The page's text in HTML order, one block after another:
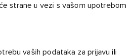
strane u vezi s vašom upotrebom
vaših podataka za prijavu ili